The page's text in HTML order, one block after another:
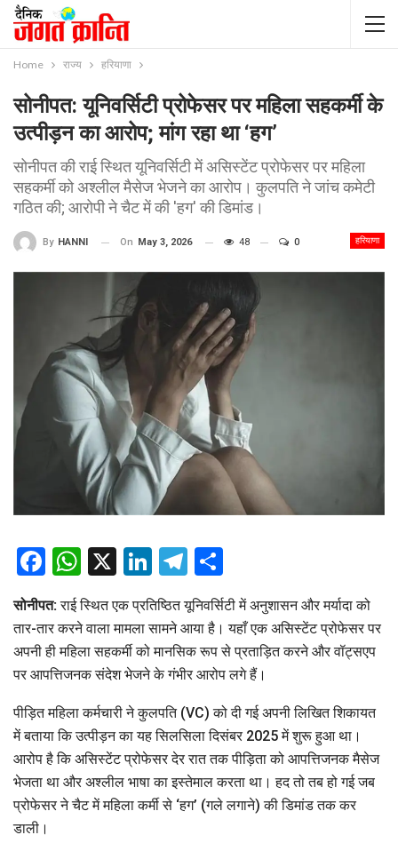
Home राज्य हरियाणा
सोनीपत: यूनिवर्सिटी प्रोफेसर पर महिला सहकर्मी के
उत्पीड़न का आरोप; मांग रहा था ‘हग’
सोनीपत की राई स्थित यूनिवर्सिटी में असिस्टेंट प्रोफेसर पर महिला
सहकर्मी को अश्लील मैसेज भेजने का आरोप। कुलपति ने जांच कमेटी
गठित की; आरोपी ने चैट में की 'हग' की डिमांड।
हरियाणा
By HANNI On May 3, 2026 48 0
Facebook
WhatsApp
X LinkedIn
Telegram
सोनीपत:राई स्थित एक प्रतिष्ठित यूनिवर्सिटी में अनुशासन और मर्यादा को
तार-तार करने वाला मामला सामने आया है। यहाँ एक असिस्टेंट प्रोफेसर पर
अपनी ही महिला सहकर्मी को मानसिक रूप से प्रताड़ित करने और वॉट्सएप
पर आपत्तिजनक संदेश भेजने के गंभीर आरोप लगे हैं।
पीड़ित महिला कर्मचारी ने कुलपति (VC) को दी गई अपनी लिखित शिकायत
में बताया कि उत्पीड़न का यह सिलसिला दिसंबर 2025 में शुरू हुआ था।
आरोप है कि असिस्टेंट प्रोफेसर देर रात तक पीड़िता को आपत्तिजनक मैसेज
भेजता था और अश्लील भाषा का इस्तेमाल करता था। हद तो तब हो गई जब
प्रोफेसर ने चैट में महिला कर्मी से ‘हग’ (गले लगाने) की डिमांड तक कर
डाली।